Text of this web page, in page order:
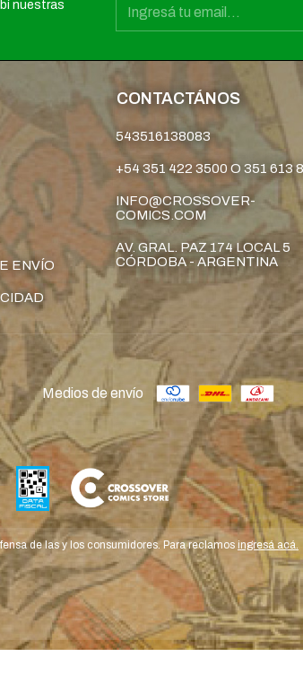
nuestras
ENVÍO
CONTACTÁNOS
543516138083
+54 351 422 3500 O 351 613
INFO@CROSSOVER-
COMICS.COM
AV. GRAL. PAZ 174 LOCAL 5
CÓRDOBA - ARGENTINA
Medios de envío
de las y los consumidores. Para reclamos ingresá acá.